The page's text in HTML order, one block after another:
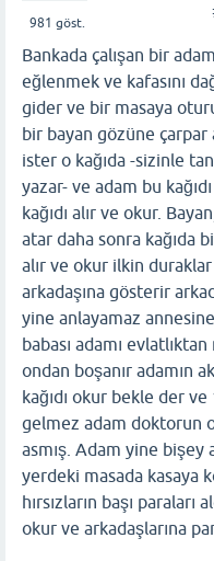
981 göst.
#ZEKA
Bankada çalışan bir
eğlenmek ve kafasını
gider ve bir masaya
bir bayan gözüne çarpar
ister o kağıda -sizinle
yazar- ve adam bu
kağıdı alır ve okur.
atar daha sonra kağıda
alır ve okur ilkin duraklar
arkadaşına gösterir
yine anlayamaz
babası adamı
ondan boşanır adamın
kağıdı okur bekle der
gelmez adam doktorun
asmış. Adam yine bişey
yerdeki masada kasaya
hırsızların başı
okur ve arkadaşlarına